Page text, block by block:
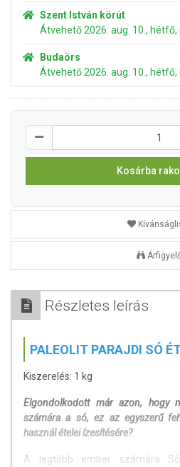
Szent István körút
Átvehető 2026. aug. 10., hétfő,
Budaörs
Átvehető 2026. aug. 10., hétfő,
Kosárba
Részletes leírás
PALEOLIT PARAJDI SÓ
Kiszerelés: 1 kg
Elgondolkodott már azon, hogy
számára a só, ez az egyszerű
használ ételei ízesítésére?
A legtöbb ember számára